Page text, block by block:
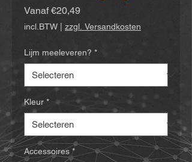
Vanaf€20,49Verkoopprijs
incl.BTW zzgl. Versandkosten
Lijm meeleveren? *
Kleur *
Accessoires *